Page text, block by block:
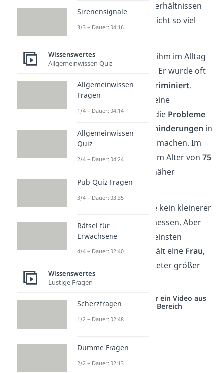
zuvor in sehr armen Verhältnissen
und hatte deswegen nicht so viel
Seine Größe bereitete ihm im Alltag
. Er wurde oft
ausgegrenztund diskriminiert.
Deswegen nutzte er seine
Berühmtheit, um auf die Probleme
von Menschen mit
Behinderungen in
Nepal aufmerksam zu machen. Im
Jahr 2015 starb Dangi im Alter von75
an einer nicht näher
erläuterten Krankheit.
Seit seinem Tod wurde kein kleinerer
Mensch als Dangi gemessen. Aber
den Rekord für den kleinsten
lebendenMenschen hält eine Frau,
die nur wenige Zentimeter größer
ist, als Dangi es war.
Studyflix vernetzt: Hier ein Video aus
einem anderen Bereich
Sirenensignale
3/3 – Dauer: 04:16
Wissenswertes
Allgemeinwissen Quiz
Allgemeinwissen
Fragen
1/4 – Dauer: 04:14
Allgemeinwissen
Quiz
2/4 – Dauer: 04:24
Pub Quiz Fragen
3/4 – Dauer: 03:35
Rätsel für
Erwachsene
4/4 – Dauer: 02:40
Wissenswertes
Lustige Fragen
Scherzfragen
1/2 – Dauer: 02:48
Dumme Fragen
2/2 – Dauer: 02:13